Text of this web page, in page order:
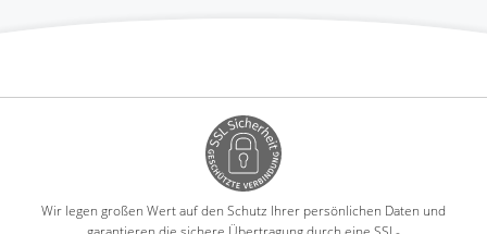
Wir legen großen Wert auf den Schutz Ihrer persönlichen Daten und